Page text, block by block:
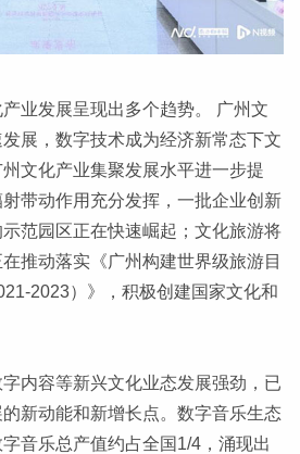
业发展呈现出多个趋势。 广州文
展，数字技术成为经济新常态下文
文化产业集聚发展水平进一步提
带动作用充分发挥，一批企业创新
范园区正在快速崛起；文化旅游将
推动落实《广州构建世界级旅游目
2023）》，积极创建国家文化和
内容等新兴文化业态发展强劲，已
新动能和新增长点。数字音乐生态
音乐总产值约占全国1/4，涌现出